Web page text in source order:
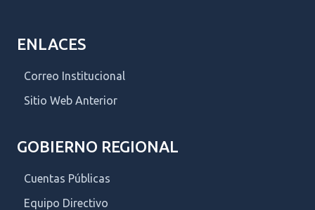
ENLACES
Correo Institucional
Sitio Web Anterior
GOBIERNO REGIONAL
Cuentas Públicas
Equipo Directivo